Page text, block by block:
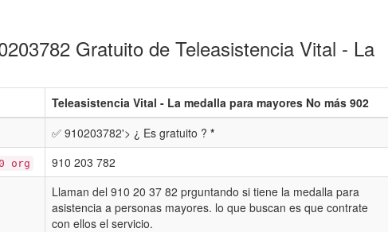
Gratuito de Teleasistencia Vital - La
Teleasistencia Vital - La medalla para mayores No más 902
✅ 910203782'> ¿ Es gratuito ? *
org
910 203 782
Llaman del 910 20 37 82 prguntando si tiene la medalla para
asistencia a personas mayores. lo que buscan es que contrate
con ellos el servicio.